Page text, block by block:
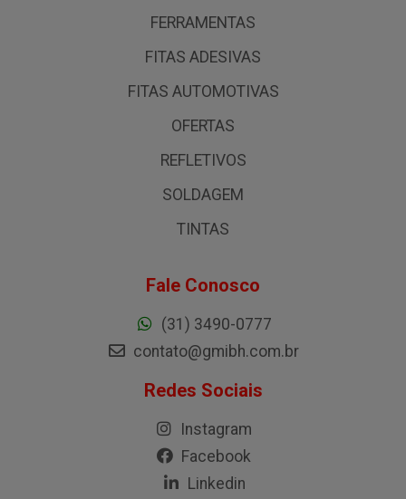
FERRAMENTAS
FITAS ADESIVAS
FITAS AUTOMOTIVAS
OFERTAS
REFLETIVOS
SOLDAGEM
TINTAS
Fale Conosco
(31) 3490-0777
contato@gmibh.com.br
Redes Sociais
Instagram
Facebook
Linkedin